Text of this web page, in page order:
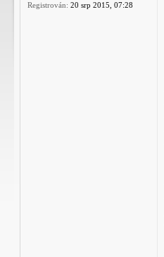
Registrován: 20 srp 2015, 07:28